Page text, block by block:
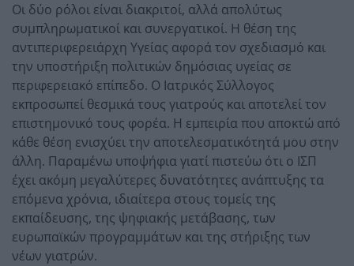
Οι δύο ρόλοι είναι διακριτοί, αλλά απολύτως
συμπληρωματικοί και συνεργατικοί. Η θέση της
αντιπεριφερειάρχη Υγείας αφορά τον σχεδιασμό και
την υποστήριξη πολιτικών δημόσιας υγείας σε
περιφερειακό επίπεδο. Ο Ιατρικός Σύλλογος
εκπροσωπεί θεσμικά τους γιατρούς και αποτελεί τον
επιστημονικό τους φορέα. Η εμπειρία που αποκτώ από
κάθε θέση ενισχύει την αποτελεσματικότητά μου στην
άλλη. Παραμένω υποψήφια γιατί πιστεύω ότι ο ΙΣΠ
έχει ακόμη μεγαλύτερες δυνατότητες ανάπτυξης τα
επόμενα χρόνια, ιδιαίτερα στους τομείς της
εκπαίδευσης, της ψηφιακής μετάβασης, των
ευρωπαϊκών προγραμμάτων και της στήριξης των
νέων γιατρών.